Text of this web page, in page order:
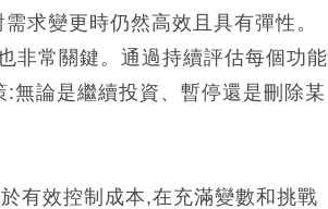
求變更時仍然高效且具有彈性。
非常關鍵。通過持續評估每個功能
無論是繼續投資、暫停還是刪除某
有效控制成本,在充滿變數和挑戰